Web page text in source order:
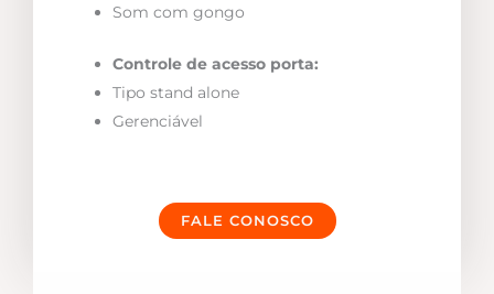
Som com gongo
Controle de acesso porta:
Tipo stand alone
Gerenciável
FALE CONOSCO